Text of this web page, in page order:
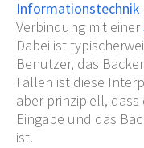
Informationstechnik
Verbindung mit einer
Dabei ist
Benutzer, das
Fällen ist diese
aber prinzipiell,
Eingabe und das
ist.